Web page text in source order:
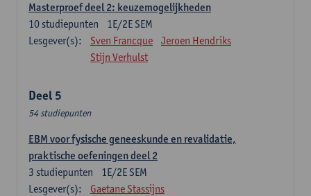
Masterproef deel 2: keuzemogelijkheden
1E/2E SEM
10studiepunten
Lesgever(s):
Sven Francque
Jeroen Hendriks
Stijn Verhulst
Deel 5
54 studiepunten
EBM voor fysische geneeskunde en revalidatie,
praktische oefeningen deel 2
1E/2E SEM
3 studiepunten
Lesgever(s):
Gaetane Stassijns